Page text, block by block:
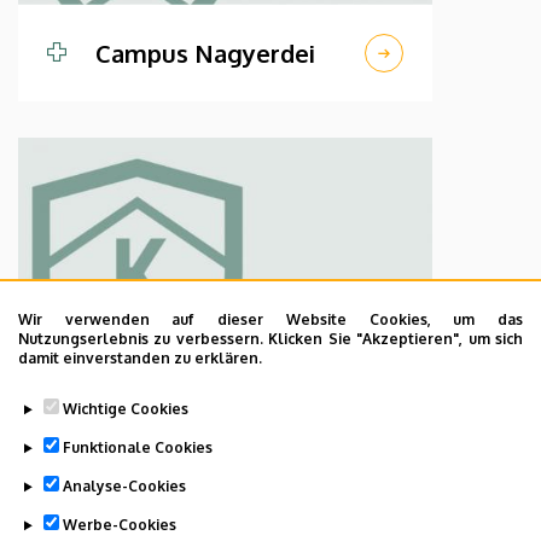
Wir verwenden auf dieser Website Cookies, um das
Nutzungserlebnis zu verbessern. Klicken Sie "Akzeptieren", um sich
damit einverstanden zu erklären.
Wichtige Cookies
Funktionale Cookies
Analyse-Cookies
Werbe-Cookies
Campus Nagyerdei
Campus Kenézy